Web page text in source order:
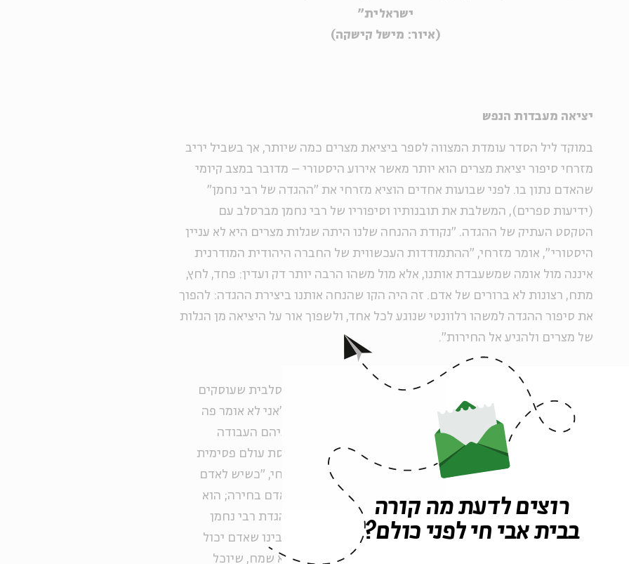
ישראלית"
(איור: מישל קישקה)
יציאה מעבדות הנפש
במוקד ליל הסדר עומדת המצווה לספר ביציאת מצרים כמה שיותר, אך בשביל יריב
מזרחי סיפור יציאת מצרים הוא יותר מאשר אירוע היסטורי – מדובר במצב קיומי
שהאדם נתון בו. לפני שבועות אחדים הוציא מזרחי את "ההגדה של רבי נחמן"
(ידיעות ספרים), המשלבת את תובנותיו וסיפוריו של רבי נחמן מברסלב עם
הטקסט העתיק של ההגדה. "נקודת ההנחה שלנו היתה שגלות מצרים היא לא עניין
היסטורי", אומר מזרחי, "ההתמודדות העכשווית של החברה היהודית המודרנית
איננה מול אומה שמשעבדת אותנו, אלא מול משהו הרבה יותר דק ועדין: פחד, לחץ,
מתח, רצונות לא ברורים של אדם. זה היה הקו שהנחה אותנו ביצירת ההגדה: להפוך
את סיפור ההגדה למשהו רלוונטי שנוגע לכל אחד, ולשפוך אור על היציאה מן הגלות
של מצרים ולהגיע אל החירות".
במהלך העבודה על ההגדה עבר מזרחי על הקטעים בהגות הברסלבית שעוסקים
בגלות הנפש וביציאה מן המְצרים, וקישר אותם לדברי ההגדה. "אני לא אומר פה
שום דבר חדש", אומר מזרחי, ומצטט את דברי ספר הזוהר, שלפיהם העבודה
"בחומר ולבנים" שעבדו בני ישראל במצרים היתה למעשה תפיסת עולם פסימית
שלא מוצאת את הטוב שבחיים. "זו הגלות האמיתית", אמר מזרחי, "כשיש לאדם
מקום פסול בנפש, זה מה שגורם לגלות הפיזית, לשעבוד. יש לאדם בחירה; הוא
יכול גם שלא לשעבד את נפשו. הייתי רוצה שאנשים יתבוננו בהגדת רבי נחמן
ויבינו שאפשר להתמודד עם החיים ולחיות אותם טוב יותר. שיבינו שאדם יכול
להתחדש. שגם עכשיו, כשאדם מרגיש שיש לו הכול אבל הוא לא שמח, שיוכל
רוצים לדעת מה קורה
בבית אבי חי לפני כולם?